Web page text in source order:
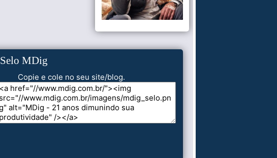
Selo MDig
Copie e cole no seu site/blog.